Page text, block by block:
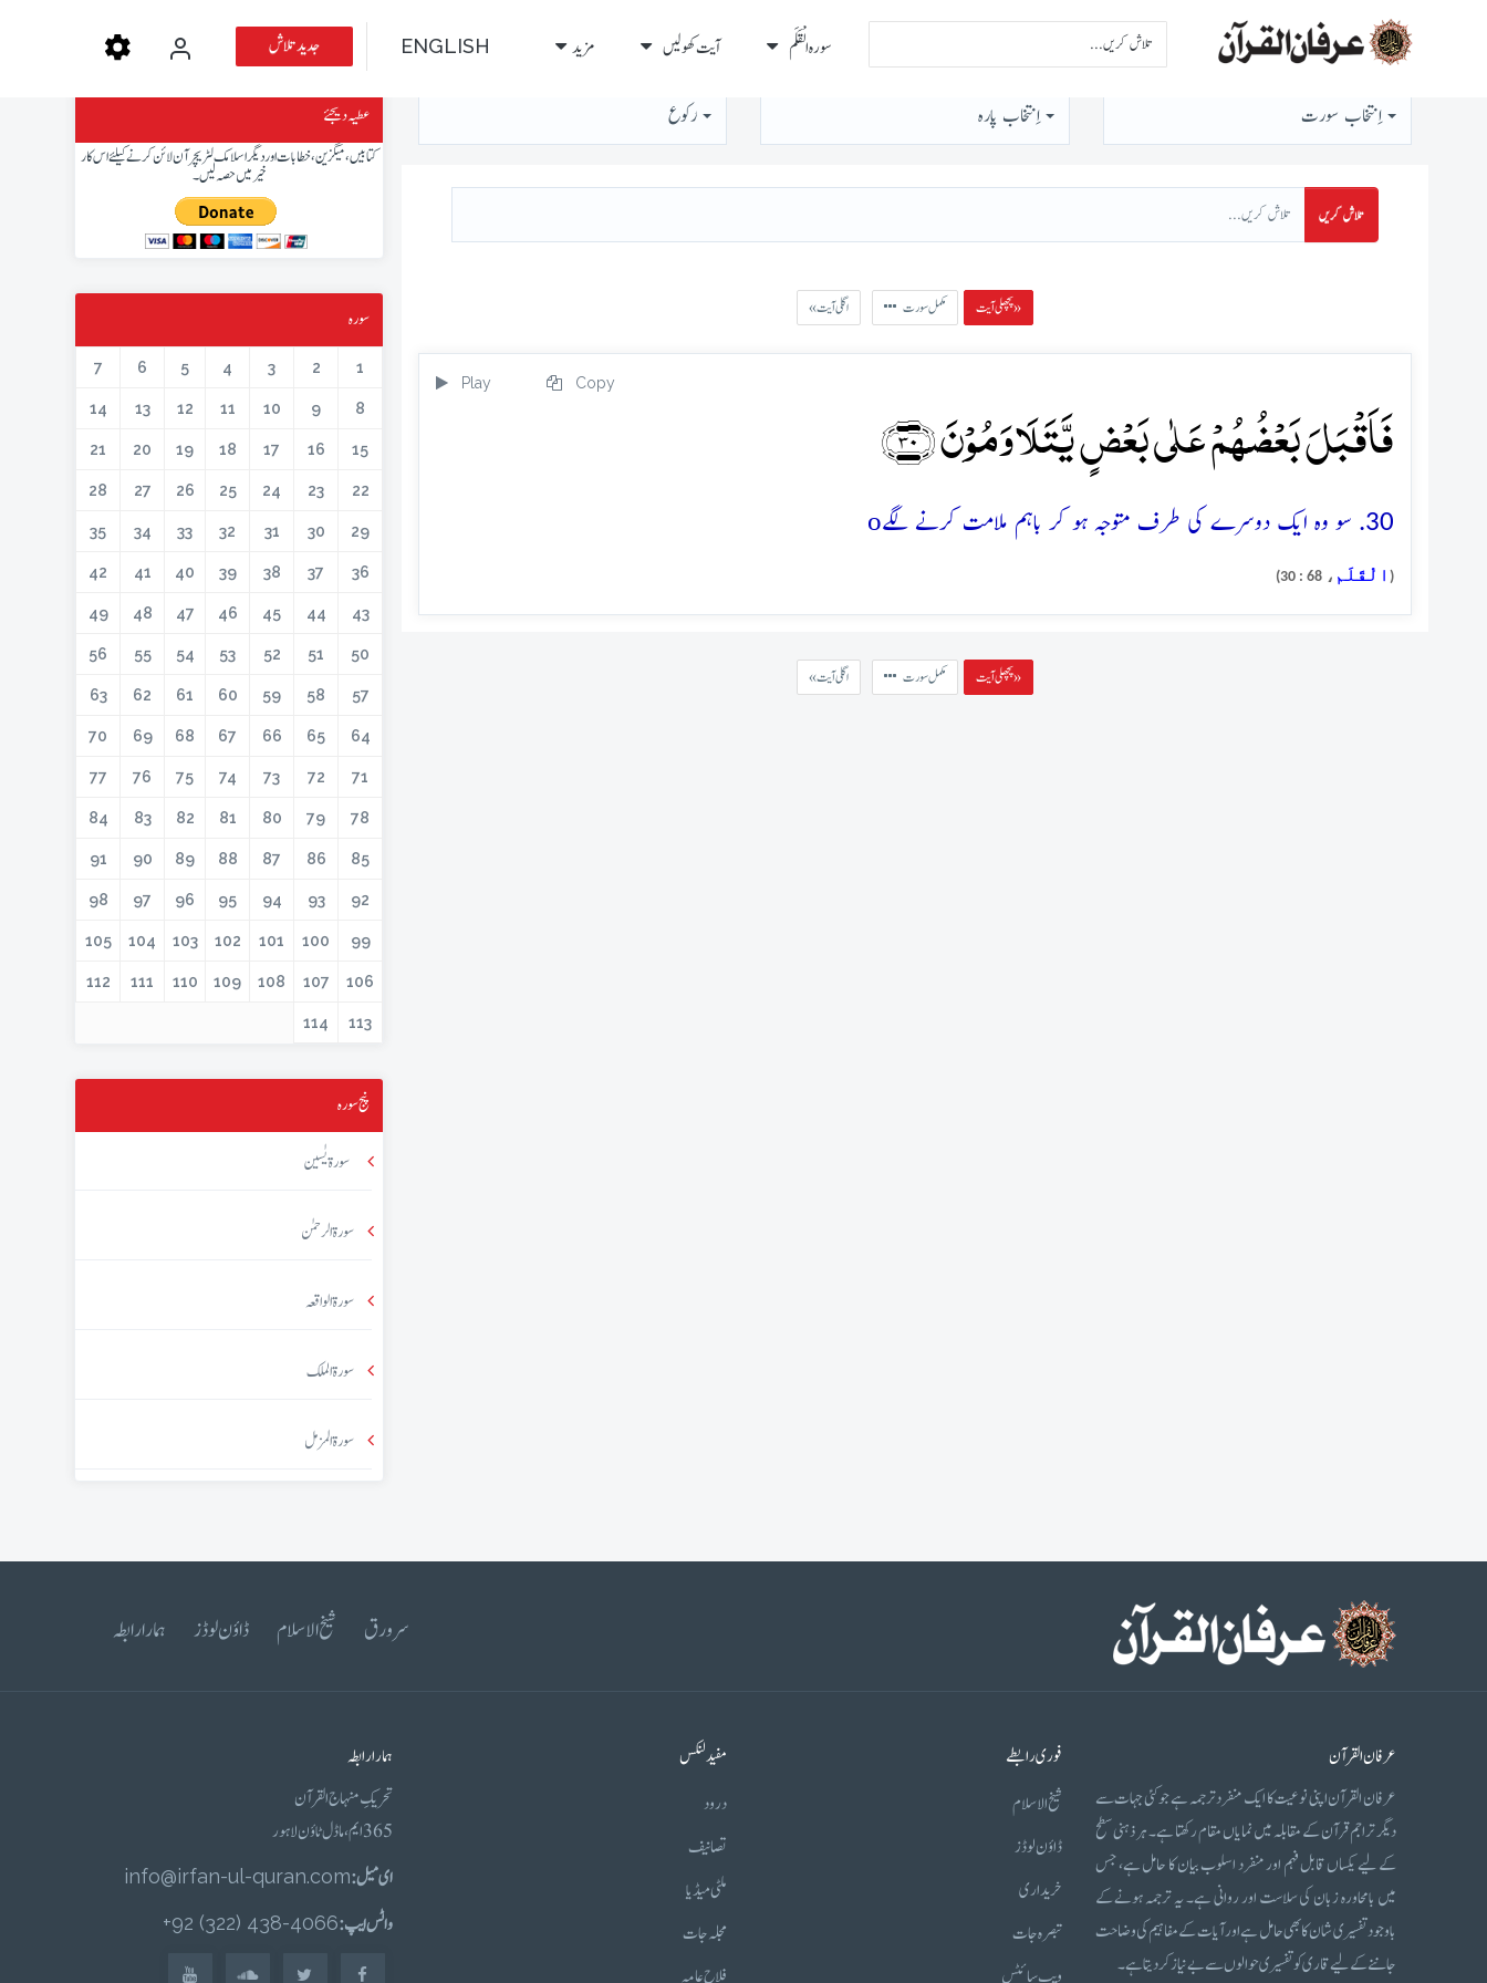
سورہ الْقَلَم آیت کھولیں مزید ENGLISH جدید تلاش
اِنتخاب سورت اِنتخاب پارہ رُكوع
تلاش کریں
پچھلی آیت » مکمل سورت « اگلی آیت
Play Copy
فَاَقۡبَلَ بَعۡضُہُمۡ عَلٰی بَعۡضٍ یَّتَلَاوَمُوۡنَ ﴿۳۰﴾
30. سو وہ ایک دوسرے کی طرف متوجہ ہو کر باہم ملامت کرنے لگے o
( الْقَلَم ، 68 : 30)
پچھلی آیت » مکمل سورت « اگلی آیت
عطیہ دیجئے
کتابیں، میگزین، خطابات اور دیگر اسلامک لٹریچر آن لائن کرنے کیلئے اس کار
خیر میں حصہ لیں۔
سورہ
1
2
3
4
5
6
7
8
9
10
11
12
13
14
15
16
17
18
19
20
21
22
23
24
25
26
27
28
29
30
31
32
33
34
35
36
37
38
39
40
41
42
43
44
45
46
47
48
49
50
51
52
53
54
55
56
57
58
59
60
61
62
63
64
65
66
67
68
69
70
71
72
73
74
75
76
77
78
79
80
81
82
83
84
85
86
87
88
89
90
91
92
93
94
95
96
97
98
99
100
101
102
103
104
105
106
107
108
109
110
111
112
113
114
پنج سورہ
سورۃ یٰسین
سورۃ الرحمٰن
سورۃ الواقعہ
سورۃ الملک
سورۃ المزمل
سرورق شیخ الاسلام ڈاؤن لوڈز ہمارا رابطہ
عرفان القرآن
عرفان القرآن اپنی نوعیت کا ایک منفرد ترجمہ ہے جو کئی جہات سے
دیگر تراجم قرآن کے مقابلہ میں نمایاں مقام رکھتا ہے۔ ہر ذہنی سطح
کے لیے یکساں قابل فہم اور منفرد اسلوب بیان کا حامل ہے، جس
میں بامحاورہ زبان کی سلاست اور روانی ہے۔ یہ ترجمہ ہونے کے
باوجود تفسیری شان کا بھی حامل ہے اور آیات کے مفاہیم کی وضاحت
جاننے کے لیے قاری کو تفسیری حوالوں سے بے نیاز کر دیتا ہے۔
فوری رابطے
شیخ الاسلام
ڈاؤن لوڈز
خریداری
تبصرہ جات
ویب سائٹس
مفید لنکس
درود
تصانیف
ملٹی میڈیا
مجلہ جات
فلاح عامہ
ہمارا رابطہ
تحریکِ منہاج القرآن
365 ایم، ماڈل ٹاؤن لاہور
ای میل :info@irfan-ul-quran.com
واٹس ایپ :4066-438 (322) 92+